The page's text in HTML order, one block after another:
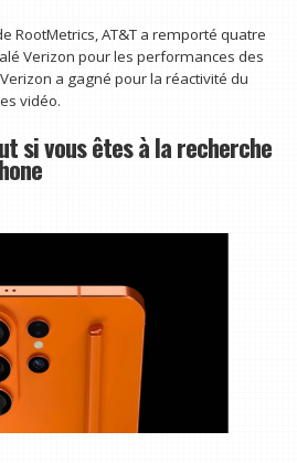
RootMetrics, AT&T a remporté quatre
Verizon pour les performances des
a gagné pour la réactivité du
vidéo.
si vous êtes à la recherche